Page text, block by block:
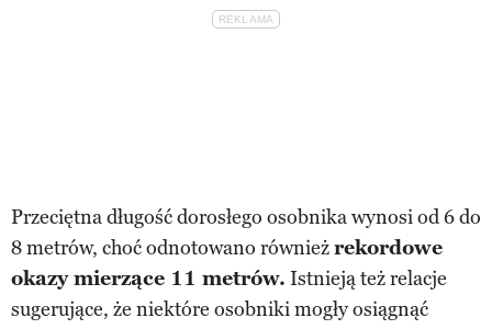
Przeciętna długość dorosłego osobnika wynosi od 6 do
8 metrów, choć odnotowano równieżrekordowe
okazy mierzące 11 metrów. Istnieją też relacje
sugerujące, że niektóre osobniki mogły osiągnąć